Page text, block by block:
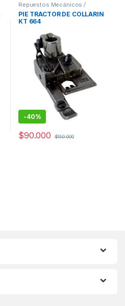
Repuestos Mecánicos /
Accesorios de Costura ,
Repuestos para Máquinas
Industriales
PIE TRACTOR DE COLLARIN
KT 664
-40%
$90.000 $150.000